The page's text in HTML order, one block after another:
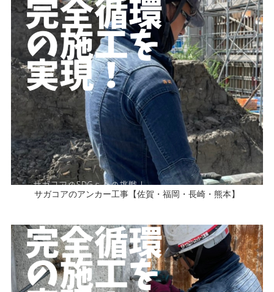
サガコアのアンカー工事【佐賀・福岡・長崎・熊本】